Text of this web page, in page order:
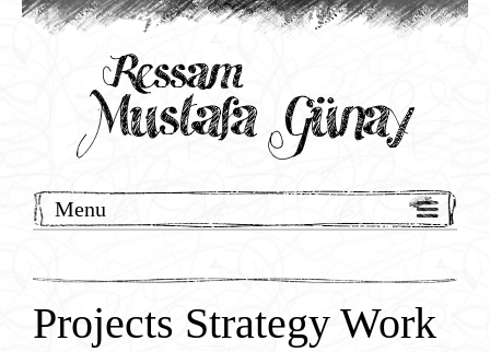
Menu
Hakkında
Resimleri
Projects Strategy Work